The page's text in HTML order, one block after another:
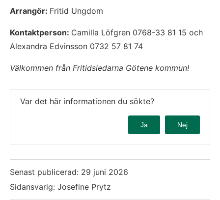
Arrangör: Fritid Ungdom
Kontaktperson: Camilla Löfgren 0768-33 81 15 och
Alexandra Edvinsson 0732 57 81 74
Välkommen från Fritidsledarna Götene kommun!
Var det här informationen du sökte?
Ja Nej
Senast publicerad: 29 juni 2026
Sidansvarig: Josefine Prytz